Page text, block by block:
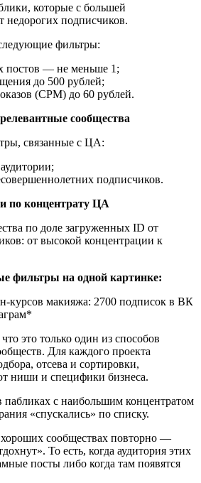
которые с большей
недорогих подписчиков.
фильтры:
постов — не меньше 1;
до 500 рублей;
(CPM) до 60 рублей.
сообщества
связанные с ЦА:
подписчиков.
по концентрату ЦА
по доле загруженных ID от
от высокой концентрации к
фильтры на одной картинке:
это только один из способов
Для каждого проекта
отсева и сортировки,
ниши и специфики бизнеса.
пабликах с наибольшим концентратом
«спускались» по списку.
сообществах повторно —
То есть, когда аудитория этих
посты либо когда там появятся